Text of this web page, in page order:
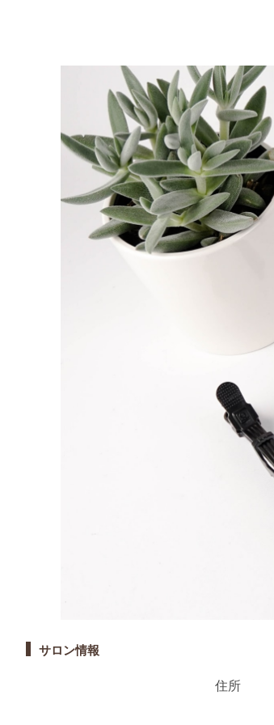
サロン情報
住所